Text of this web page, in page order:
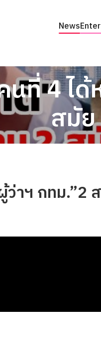
News
นที่ 4 ไ
สมัย
ว่าฯ กทม.”2